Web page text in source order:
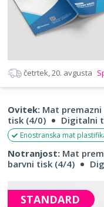
četrtek, 20. avgusta
Ovitek: Mat
tisk (4/0)
Digitalni
Enostranska mat
Notranjost: Mat
barvni tisk (4/4)
STANDARD